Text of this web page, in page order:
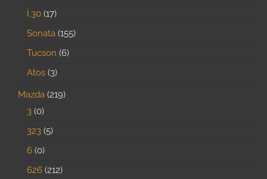
İ.30 17
Sonata 155
Tucson 6
Atos 3
Mazda 219
3 0
323 5
6 0
626 212